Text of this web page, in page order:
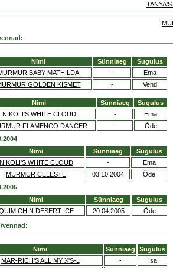
Nimi Sünniaeg
Sugulus
BABY MATHILDA -
Ema
GOLDEN KISMET - Vend
Nimi Sünniaeg
Sugulus
NIKOLI'S WHITE CLOUD -
Ema
FLAMENCO DANCER -
Õde
Nimi Sünniaeg
Sugulus
NIKOLI'S WHITE CLOUD -
Ema
MURMUR CELESTE 03.10.2004
Õde
Nimi Sünniaeg
Sugulus
DESERT ICE 20.04.2005 Õde
vennad:
Nimi Sünniaeg
Sugulus
MAR-RICH'S ALL MY X'S-L -
Isa